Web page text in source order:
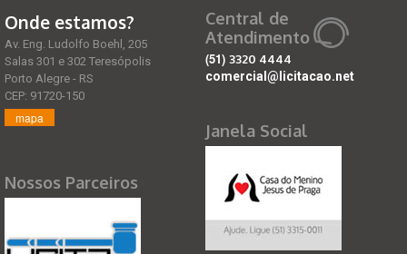
Onde estamos?
Av. Eng. Ludolfo Boehl, 205
Salas 301 e 302 Teresópolis
Porto Alegre - RS
CEP: 91720-150
mapa
Nossos Parceiros
Central de
Atendimento
(51) 3320 4444
comercial@licitacao.net
Janela Social